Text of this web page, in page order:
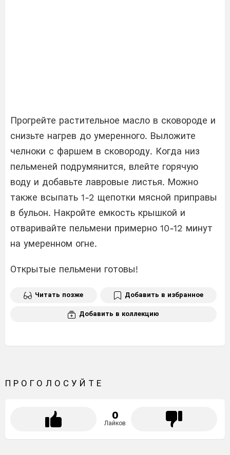
Прогрейте растительное масло в сковороде и
снизьте нагрев до умеренного. Выложите
челноки с фаршем в сковороду. Когда низ
пельменей подрумянится, влейте горячую
воду и добавьте лавровые листья. Можно
также всыпать 1-2 щепотки мясной приправы
в бульон. Накройте емкость крышкой и
отваривайте пельмени примерно 10-12 минут
на умеренном огне.
Открытые пельмени готовы!
Читать позже Добавить в избранное
Добавить в коллекцию
ПРОГОЛОСУЙТЕ
0
Лайков